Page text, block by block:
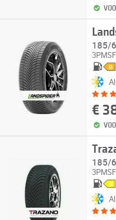
185/
3PMSF
D
€
185/
3PMSF
D